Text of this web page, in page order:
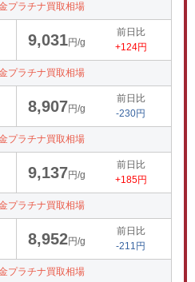
プラチナ買取相場
9,031円/g
前日比
+124円
プラチナ買取相場
8,907円/g
前日比
-230円
プラチナ買取相場
9,137円/g
前日比
+185円
プラチナ買取相場
8,952円/g
前日比
-211円
プラチナ買取相場